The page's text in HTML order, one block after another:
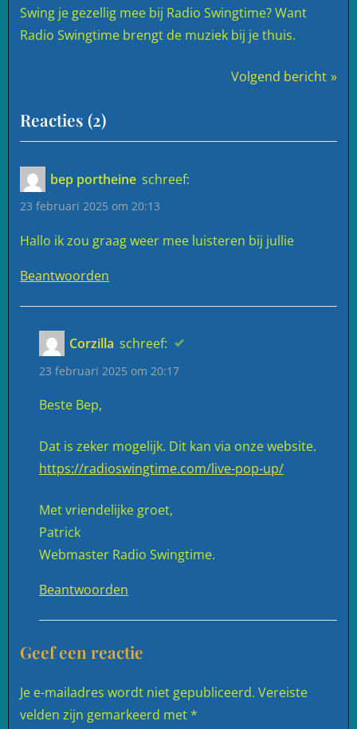
Swing je gezellig mee bij Radio Swingtime? Want
Radio Swingtime brengt de muziek bij je thuis.
navigatie
V
g
Volgend bericht
Reacties (2)op
“Welkom
bij
Swingtime"
bep portheine schreef:
23 februari 2025 om 20:13
Hallo ik zou graag weer mee luisteren bij jullie
Beantwoorden
Corzilla schreef:
23 februari 2025 om 20:17
Beste Bep,
Dat is zeker mogelijk. Dit kan via onze website.
https://radioswingtime.com/live-pop-up/
Met vriendelijke groet,
Patrick
Webmaster Radio Swingtime.
Beantwoorden
Geef een reactie
Je e-mailadres wordt niet gepubliceerd. Vereiste
velden zijn gemarkeerd met*